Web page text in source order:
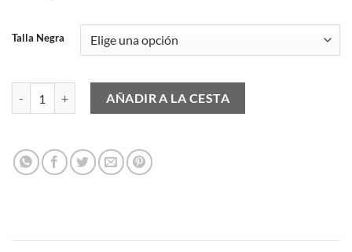
Talla Negra
AÑADIR A LA CESTA